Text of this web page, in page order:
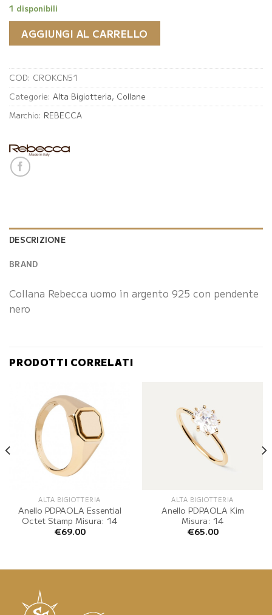
1 disponibili
AGGIUNGI AL CARRELLO
COD: CROKCN51
Categorie: Alta Bigiotteria, Collane
Marchio: REBECCA
DESCRIZIONE
BRAND
Collana Rebecca uomo in argento 925 con pendente
nero
PRODOTTI CORRELATI
ALTA BIGIOTTERIA
Anello PDPAOLA Essential
Octet Stamp Misura: 14
€69.00
ALTA BIGIOTTERIA
Anello PDPAOLA Kim
Misura: 14
€65.00